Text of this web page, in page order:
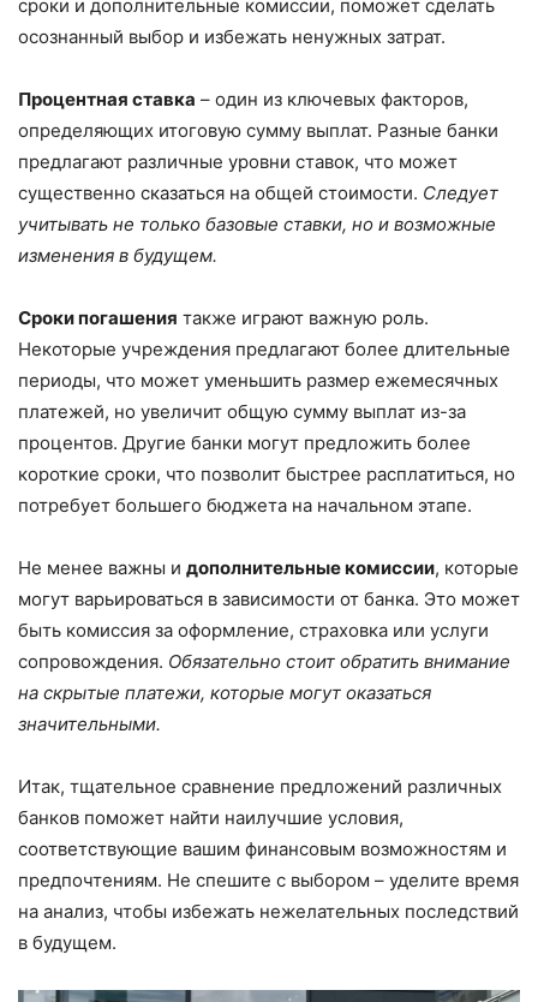
сроки и дополнительные комиссии, поможет сделать
осознанный выбор и избежать ненужных затрат.
Процентная ставка – один из ключевых факторов,
определяющих итоговую сумму выплат. Разные банки
предлагают различные уровни ставок, что может
существенно сказаться на общей стоимости. Следует
учитывать не только базовые ставки, но и возможные
изменения в будущем.
Сроки погашения также играют важную роль.
Некоторые учреждения предлагают более длительные
периоды, что может уменьшить размер ежемесячных
платежей, но увеличит общую сумму выплат из-за
процентов. Другие банки могут предложить более
короткие сроки, что позволит быстрее расплатиться, но
потребует большего бюджета на начальном этапе.
Не менее важны и дополнительные комиссии, которые
могут варьироваться в зависимости от банка. Это может
быть комиссия за оформление, страховка или услуги
сопровождения. Обязательно стоит обратить внимание
на скрытые платежи, которые могут оказаться
значительными.
Итак, тщательное сравнение предложений различных
банков поможет найти наилучшие условия,
соответствующие вашим финансовым возможностям и
предпочтениям. Не спешите с выбором – уделите время
на анализ, чтобы избежать нежелательных последствий
в будущем.